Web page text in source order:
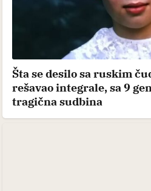
Šta se desilo sa ruskim
rešavao integrale, sa 9
tragična sudbina